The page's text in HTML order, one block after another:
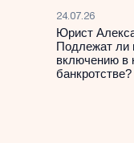
24.07.26
Юрист
Подлежат ли
включению в
банкротстве?